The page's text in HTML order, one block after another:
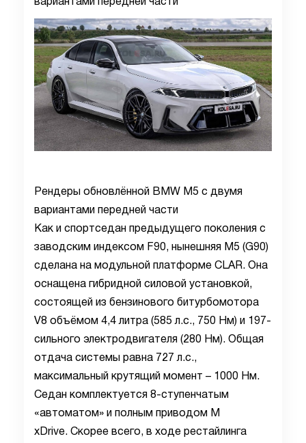
вариантами передней части
Рендеры обновлённой BMW M5 с двумя
вариантами передней части
Как и спортседан предыдущего поколения с
заводским индексом F90, нынешняя M5 (G90)
сделана на модульной платформе CLAR. Она
оснащена гибридной силовой установкой,
состоящей из бензинового битурбомотора
V8 объёмом 4,4 литра (585 л.с., 750 Нм) и 197-
сильного электродвигателя (280 Нм). Общая
отдача системы равна 727 л.с.,
максимальный крутящий момент – 1000 Нм.
Седан комплектуется 8-ступенчатым
«автоматом» и полным приводом M
xDrive. Скорее всего, в ходе рестайлинга